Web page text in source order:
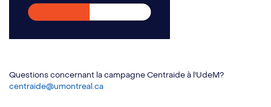
Questions concernant la campagne Centraide à l'UdeM?
centraide@umontreal.ca